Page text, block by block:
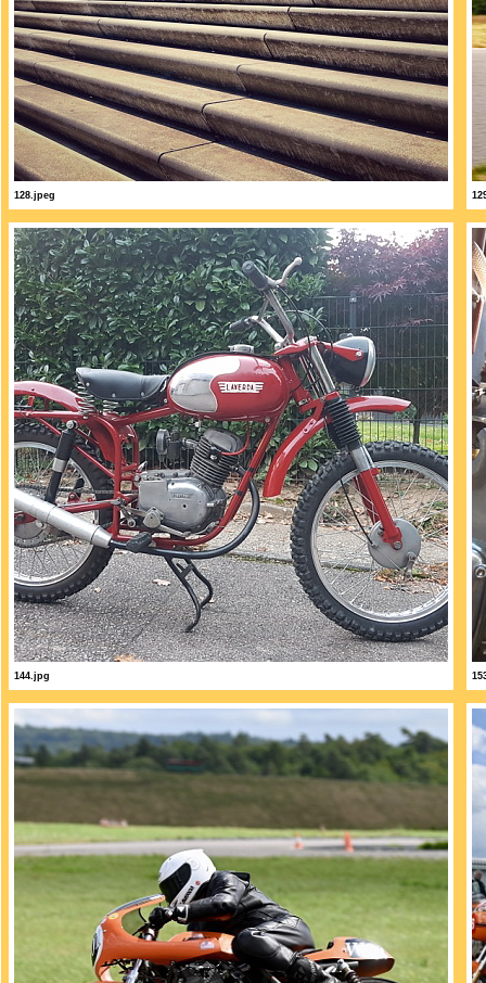
128.jpeg
144.jpg